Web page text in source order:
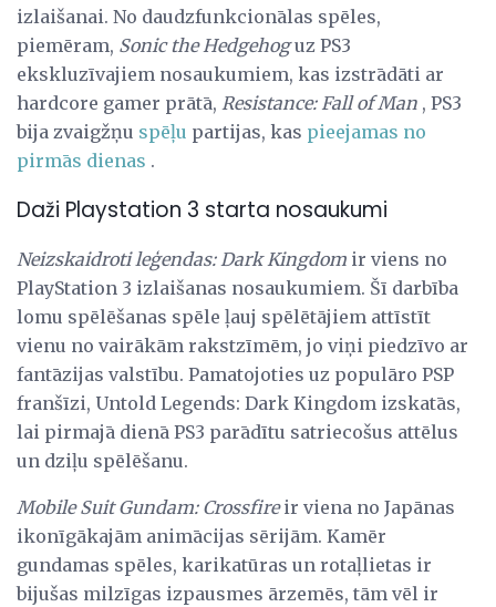
izlaišanai. No daudzfunkcionālas spēles,
piemēram, Sonic the Hedgehoguz PS3
ekskluzīvajiem nosaukumiem, kas izstrādāti ar
hardcore gamer prātā, Resistance: Fall of Man , PS3
bija zvaigžņu spēļu partijas, kas pieejamas no
pirmās dienas .
Daži Playstation 3 starta nosaukumi
Neizskaidroti leģendas: Dark Kingdom ir viens no
PlayStation 3 izlaišanas nosaukumiem. Šī darbība
lomu spēlēšanas spēle ļauj spēlētājiem attīstīt
vienu no vairākām rakstzīmēm, jo ​​viņi piedzīvo ar
fantāzijas valstību. Pamatojoties uz populāro PSP
franšīzi, Untold Legends: Dark Kingdom izskatās,
lai pirmajā dienā PS3 parādītu satriecošus attēlus
un dziļu spēlēšanu.
Mobile Suit Gundam: Crossfireir viena no Japānas
ikonīgākajām animācijas sērijām. Kamēr
gundamas spēles, karikatūras un rotaļlietas ir
bijušas milzīgas izpausmes ārzemēs, tām vēl ir